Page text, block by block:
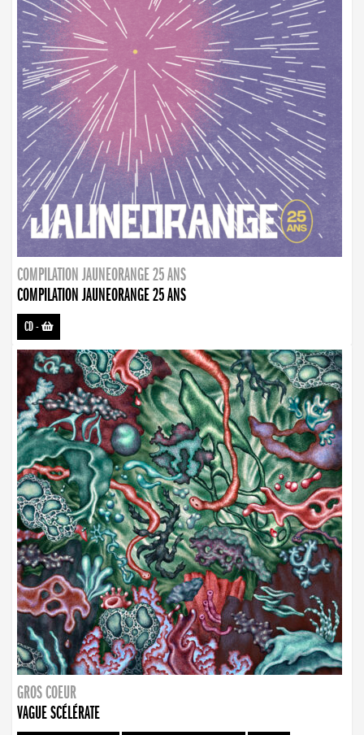
COMPILATION JAUNEORANGE 25 ANS
COMPILATION JAUNEORANGE 25 ANS
CD-
GROS COEUR
VAGUE SCÉLÉRATE